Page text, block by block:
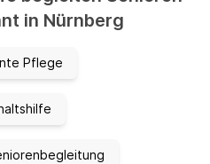
in Nürnberg
Pflege